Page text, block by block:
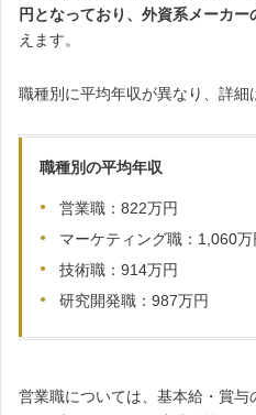
円となっており、外資系メーカ
えます。
職種別に平均年収が異なり、詳細
職種別の平均年収
営業職：822万円
マーケティング職：1,060万
技術職：914万円
研究開発職：987万円
営業職については、基本給・賞